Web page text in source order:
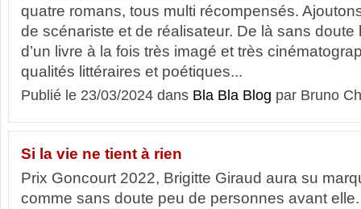
quatre romans, tous multi récompensés.
de scénariste et de réalisateur. De là sans doute
d’un livre à la fois très imagé et très
qualités littéraires et poétiques...
Publié le 23/03/2024 dans Bla Bla Blog par Bruno
Si la vie ne tient à rien
Prix Goncourt 2022, Brigitte Giraud aura su
comme sans doute peu de personnes avant